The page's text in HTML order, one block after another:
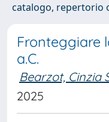
catalogo, repertorio
Fronteggiare
a.C.
Bearzot, Cinzia
2025